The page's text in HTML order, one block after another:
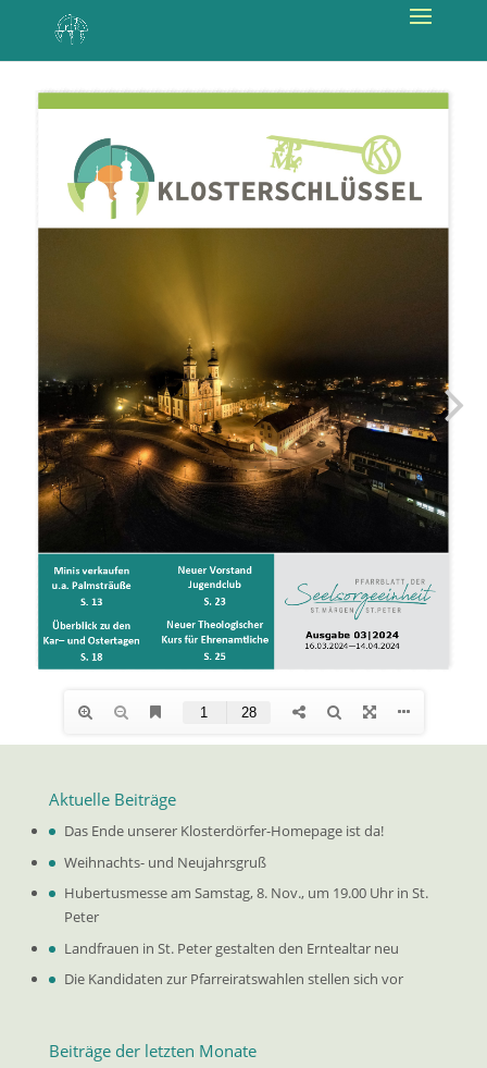
Aktuelle Beiträge
Das Ende unserer Klosterdörfer-Homepage ist da!
Weihnachts- und Neujahrsgruß
Hubertusmesse am Samstag, 8. Nov., um 19.00 Uhr in St.
Peter
Landfrauen in St. Peter gestalten den Erntealtar neu
Die Kandidaten zur Pfarreiratswahlen stellen sich vor
Beiträge der letzten Monate